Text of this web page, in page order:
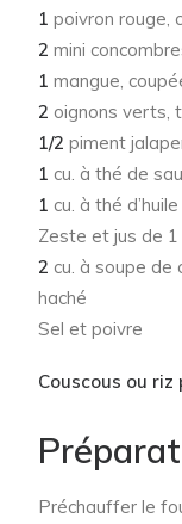
1 poivron rouge,
2 mini
1 mangue,
2 oignons verts,
1/2 piment
1 cu. à thé de
1 cu. à thé d’huile
Zeste et jus de 1
2 cu. à soupe de
haché
Sel et poivre
Couscous ou riz
Préchauffer le